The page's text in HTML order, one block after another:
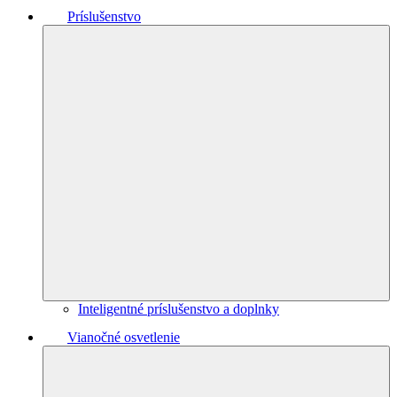
Príslušenstvo
Inteligentné príslušenstvo a doplnky
Vianočné osvetlenie